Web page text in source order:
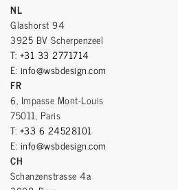
NL
Glashorst 94
3925 BV Scherpenzeel
T: +31 33 2771714
E: info@wsbdesign.com
FR
6, Impasse Mont-Louis
75011, Paris
T: +33 6 24528101
E: info@wsbdesign.com
CH
Schanzenstrasse 4a